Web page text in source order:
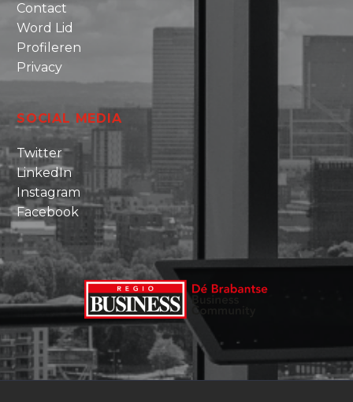
Contact
Word Lid
Profileren
Privacy
SOCIAL MEDIA
Twitter
LinkedIn
Instagram
Facebook